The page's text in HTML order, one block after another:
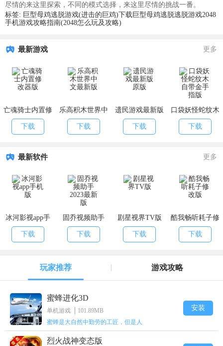
尽情的来这里探索，不同的模式选择，来这里尽情的挑战一番。
标签: 巨型母鸡逃脱游戏(进击的巨鸡)下载巨型母鸡逃脱逃脱游戏2048
手机游戏攻略指南(2048怎么玩及攻略)
最新游戏 更多
亡魂骑士内置修
改器版
下载
乐高积木世界中
文最新版
下载
遗民游戏最新版
原版
下载
口袋妖怪蛇纹木
自带金手指版
下载
最新软件 更多
冰河影视app手
机版
下载
固乔视频助手
2023最新版
下载
剧星视界TV版
下载
酷我畅听耗子修
改版
下载
玩家推荐 游戏攻略
蜜蜂进化3D
单机游戏
101.89MB
蜜蜂是大自然中勤劳的工匠，但是人
安装
烈火战神变态版